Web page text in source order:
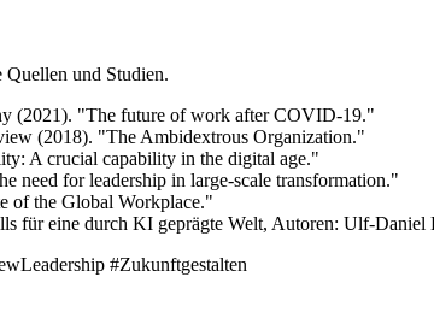
Quellen und Studien.
(2021). "The future of work after COVID-19."
(2018). "The Ambidextrous Organization."
A crucial capability in the digital age."
need for leadership in large-scale transformation."
of the Global Workplace."
für eine durch KI geprägte Welt, Autoren: Ulf-
#Zukunftgestalten